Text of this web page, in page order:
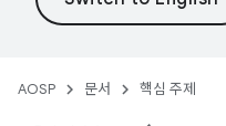
AOSP 문서 핵심 주제